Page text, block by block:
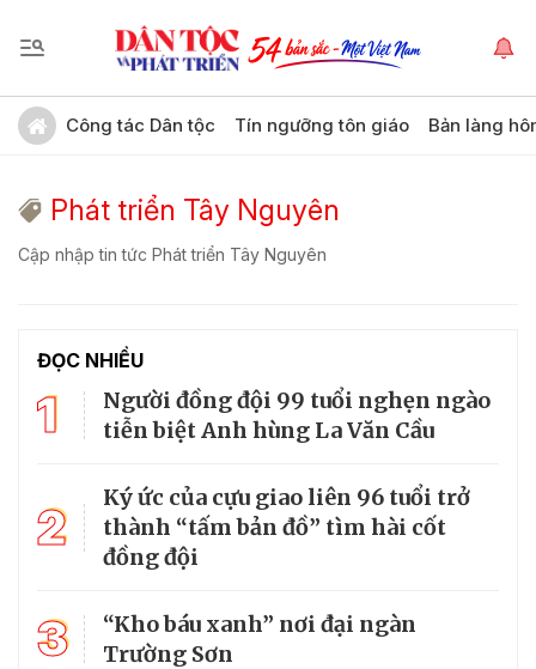
Công tác Dân tộc Tín ngưỡng tôn giáo Bản làng
Phát triển Tây Nguyên
Cập nhập tin tức Phát triển Tây Nguyên
ĐỌC NHIỀU
1
Người đồng đội 99 tuổi nghẹn ngào
tiễn biệt Anh hùng La Văn Cầu
2
Ký ức của cựu giao liên 96 tuổi trở
thành “tấm bản đồ” tìm hài cốt
đồng đội
3
“Kho báu xanh” nơi đại ngàn
Trường Sơn